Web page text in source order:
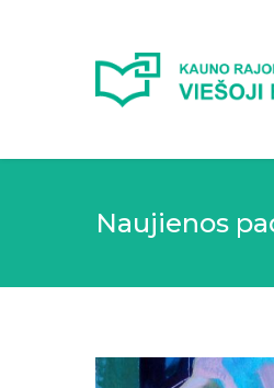
Naujienos